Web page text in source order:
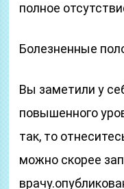
полное
Болезненные
Вы заметили у
повышенного
так, то
можно скорее